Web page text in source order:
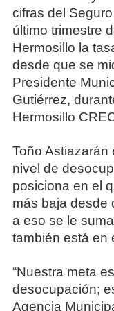
cifras del
último trimestre
Hermosillo la
desde que se
Presidente
Gutiérrez,
Hermosillo
Toño Astiazarán
nivel de
posiciona en el
más baja desde
a eso se le
también está en
“Nuestra meta
desocupación;
Agencia